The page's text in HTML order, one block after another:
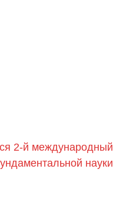
2-й международный
науки